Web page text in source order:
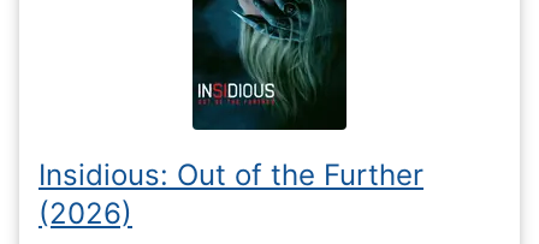
Insidious: Out of the Further
(2026)